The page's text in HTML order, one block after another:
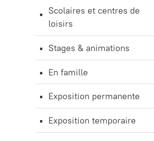
Scolaires et centres de
loisirs
Stages & animations
En famille
Exposition permanente
Exposition temporaire